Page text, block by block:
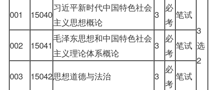
001
15040
习近平新时代中国特色社会
主义思想概论
3
必
考
笔试
3
选
2
002 15041
毛泽东思想和中国特色社会
主义理论体系概论
3
必
考
笔试
003 15042思想道德与法治 3
必
考
笔试